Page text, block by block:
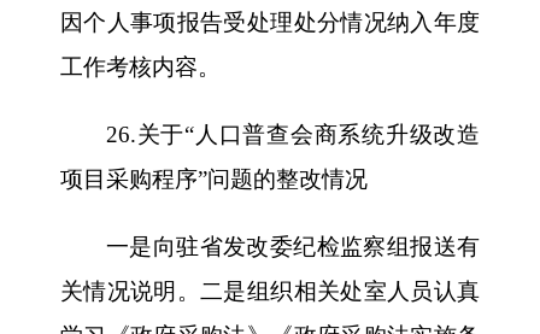
因个人事项报告受处理处分情况纳入年度
工作考核内容。
26.关于“人口普查会商系统升级改造
项目采购程序”问题的整改情况
一是向驻省发改委纪检监察组报送有
关情况说明。二是组织相关处室人员认真